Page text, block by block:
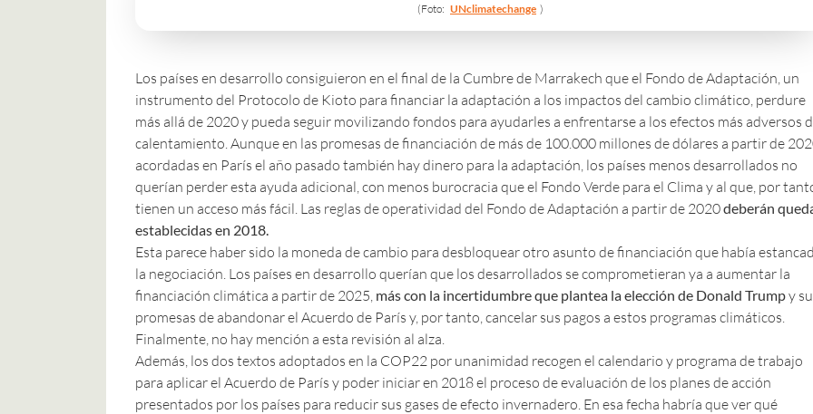
(Foto: UNclimatechange )
Los países en desarrollo consiguieron en el final de la Cumbre de Marrakech que el Fondo de Adaptación, un
instrumento del Protocolo de Kioto para financiar la adaptación a los impactos del cambio climático, perdure
más allá de 2020 y pueda seguir movilizando fondos para ayudarles a enfrentarse a los efectos más adversos
calentamiento. Aunque en las promesas de financiación de más de 100.000 millones de dólares a partir de
acordadas en París el año pasado también hay dinero para la adaptación, los países menos desarrollados no
querían perder esta ayuda adicional, con menos burocracia que el Fondo Verde para el Clima y al que, por
tienen un acceso más fácil. Las reglas de operatividad del Fondo de Adaptación a partir de 2020deberán
establecidas en 2018.
Esta parece haber sido la moneda de cambio para desbloquear otro asunto de financiación que había
la negociación. Los países en desarrollo querían que los desarrollados se comprometieran ya a aumentar la
financiación climática a partir de 2025, más con la incertidumbre que plantea la elección de Donald Trumpy
promesas de abandonar el Acuerdo de París y, por tanto, cancelar sus pagos a estos programas climáticos.
Finalmente, no hay mención a esta revisión al alza.
Además, los dos textos adoptados en la COP22 por unanimidad recogen el calendario y programa de trabajo
para aplicar el Acuerdo de París y poder iniciar en 2018 el proceso de evaluación de los planes de acción
presentados por los países para reducir sus gases de efecto invernadero. En esa fecha habría que ver qué